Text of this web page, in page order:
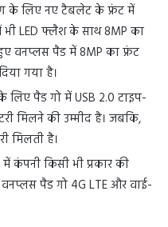
के लिए नए टैबलेट के फ्रंट में
LED फ्लैश के साथ 8MP का
वनप्लस पैड में 8MP का फ्रंट
गया है।
पैड गो में USB 2.0 टाइप-
मिलने की उम्मीद है। जबकि,
मिलती है।
कंपनी किसी भी प्रकार की
पैड गो 4G LTE और वाई-